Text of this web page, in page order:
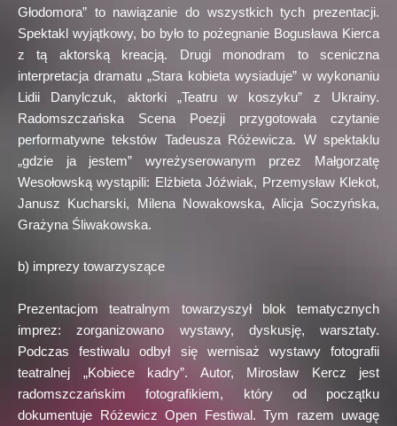
Głodomora” to nawiązanie do wszystkich tych prezentacji.
Spektakl wyjątkowy, bo było to pożegnanie Bogusława Kierca
z tą aktorską kreacją. Drugi monodram to sceniczna
interpretacja dramatu „Stara kobieta wysiaduje” w wykonaniu
Lidii Danylczuk, aktorki „Teatru w koszyku” z Ukrainy.
Radomszczańska Scena Poezji przygotowała czytanie
performatywne tekstów Tadeusza Różewicza. W spektaklu
„gdzie ja jestem” wyreżyserowanym przez Małgorzatę
Wesołowską wystąpili: Elżbieta Jóźwiak, Przemysław Klekot,
Janusz Kucharski, Milena Nowakowska, Alicja Soczyńska,
Grażyna Śliwakowska.
b) imprezy towarzyszące
Prezentacjom teatralnym towarzyszył blok tematycznych
imprez: zorganizowano wystawy, dyskusję, warsztaty.
Podczas festiwalu odbył się wernisaż wystawy fotografii
teatralnej „Kobiece kadry”. Autor, Mirosław Kercz jest
radomszczańskim fotografikiem, który od początku
dokumentuje Różewicz Open Festiwal. Tym razem uwagę